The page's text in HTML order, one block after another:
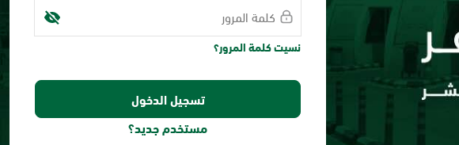
نسيت كلمة المرور؟
مستخدم جديد؟